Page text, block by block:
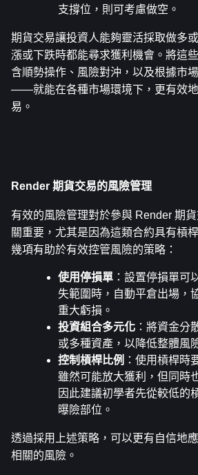
支撐位，則可考慮做空。
期貨交易讓投資人能夠靈活採取做多
漲或下跌時都能尋求獲利機會。將
含順勢操作、風險對沖，以及根據市
——就能在各種市場環境下，更有效
易。
Render 期貨交易的風險管理
有效的風險管理對於參與 Render 期
關重要，尤其是因為這類合約具有槓
幾項有助於有效控管風險的策略：
使用停損單 ：設置停損單可
失範圍時，自動平倉出場，
重大虧損。
投資組合多元化 ：將資金分
或多種資產，以降低整體風
控制槓桿比例 ：使用槓桿時
雖然可能放大獲利，但同時
因此建議初學者先從較低的
曝險部位。
透過採用上述策略，可以更有自信地
相關的風險。